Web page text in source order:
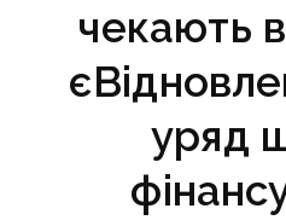
чекають
уряд